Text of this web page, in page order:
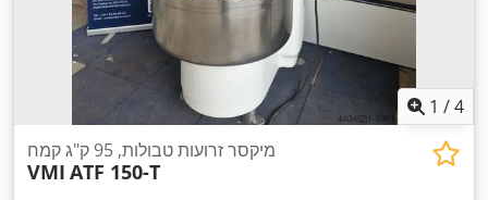
1 /4
מיקסר זרועות טבולות, 95 ק"ג קמח
VMI ATF 150-T